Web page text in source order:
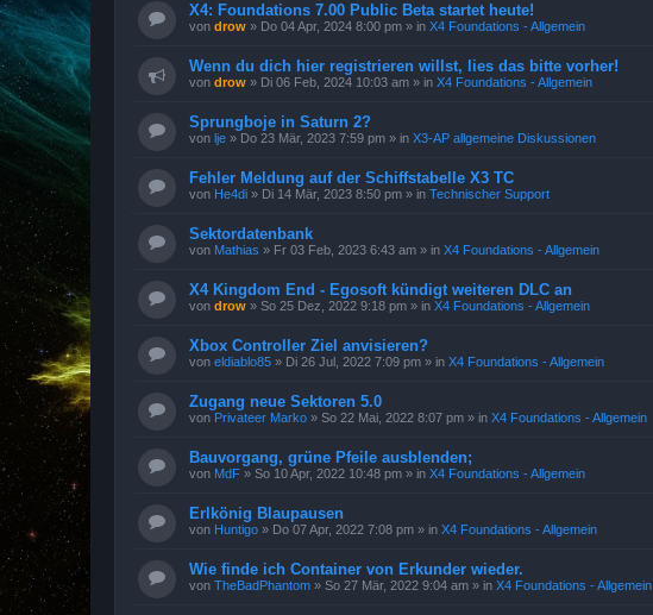
X4: Foundations 7.00 Public Beta startet heute!
von drow » Do 04 Apr, 2024 8:00 pm » in X4 Foundations - Allgemein
Wenn du dich hier registrieren willst, lies das bitte vorher!
von drow » Di 06 Feb, 2024 10:03 am » in X4 Foundations - Allgemein
Sprungboje in Saturn 2?
von lje » Do 23 Mär, 2023 7:59 pm » in X3-AP allgemeine Diskussionen
Fehler Meldung auf der Schiffstabelle X3 TC
von He4di » Di 14 Mär, 2023 8:50 pm » in Technischer Support
Sektordatenbank
von Mathias » Fr 03 Feb, 2023 6:43 am » in X4 Foundations - Allgemein
X4 Kingdom End - Egosoft kündigt weiteren DLC an
von drow » So 25 Dez, 2022 9:18 pm » in X4 Foundations - Allgemein
Xbox Controller Ziel anvisieren?
von eldiablo85 » Di 26 Jul, 2022 7:09 pm » in X4 Foundations - Allgemein
Zugang neue Sektoren 5.0
von Privateer Marko » So 22 Mai, 2022 8:07 pm » in X4 Foundations - Allgemein
Bauvorgang, grüne Pfeile ausblenden;
von MdF » So 10 Apr, 2022 10:48 pm » in X4 Foundations - Allgemein
Erlkönig Blaupausen
von Huntigo » Do 07 Apr, 2022 7:08 pm » in X4 Foundations - Allgemein
Wie finde ich Container von Erkunder wieder.
von TheBadPhantom » So 27 Mär, 2022 9:04 am » in X4 Foundations - Allgemein